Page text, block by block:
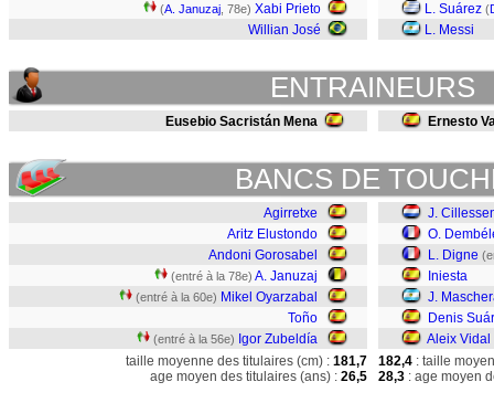
(A. Januzaj , 78e) Xabi Prieto
Willian José
L. Suárez (
L. Messi
ENTRAINEURS
Eusebio Sacristán Mena Ernesto
BANCS DE
Agirretxe
Aritz Elustondo
Andoni Gorosabel
(entré à la 78e) A. Januzaj
(entré à la 60e) Mikel Oyarzabal
Toño
(entré à la 56e) Igor Zubeldía
J.
O.
L. Digne
Iniesta
J.
Denis
Aleix Vidal
taille moyenne des titulaires (cm) : 181,7
age moyen des titulaires (ans) : 26,5
182,4 : taille
28,3 : age moyen